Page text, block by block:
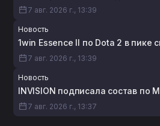
7 авг. 2026 г., 13:39
Новость
1win Essence II по Dota 2 в пике
7 авг. 2026 г., 13:39
Новость
INVISION подписала состав по
7 авг. 2026 г., 13:37